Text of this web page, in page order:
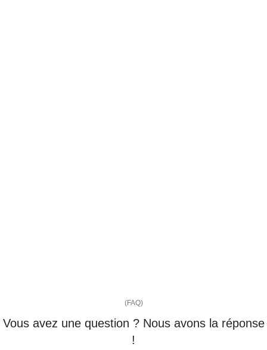
(FAQ)
Vous avez une question ? Nous avons la réponse
!